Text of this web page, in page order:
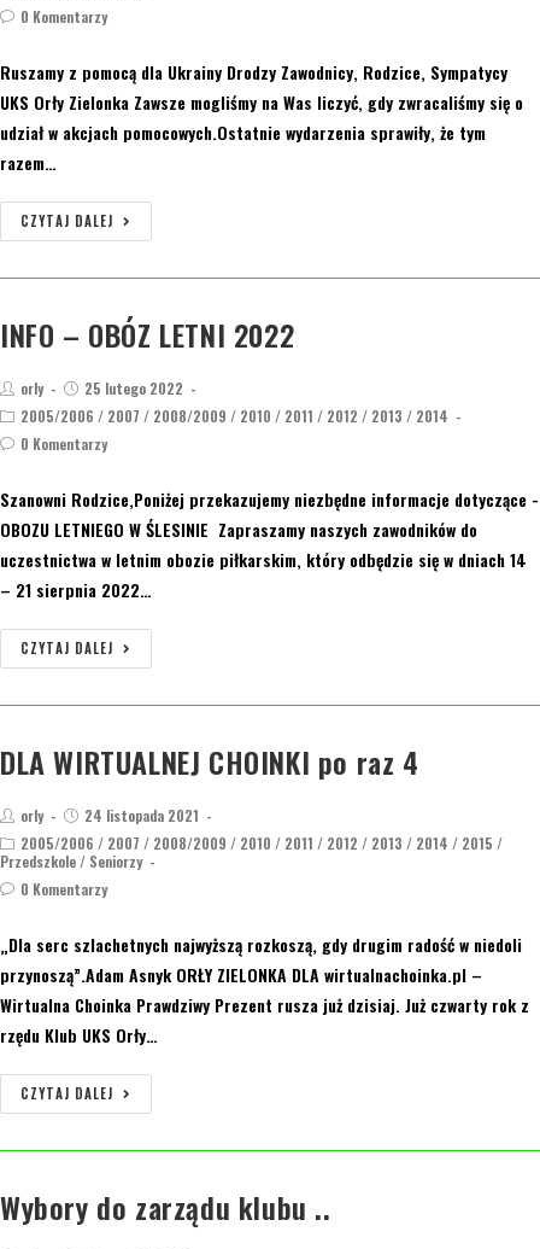
0 Komentarzy
Ruszamy z pomocą dla Ukrainy Drodzy Zawodnicy, Rodzice, Sympatycy
UKS Orły Zielonka Zawsze mogliśmy na Was liczyć, gdy zwracaliśmy się o
udział w akcjach pomocowych.Ostatnie wydarzenia sprawiły, że tym
razem…
CZYTAJ DALEJ
INFO – OBÓZ LETNI 2022
orly
25 lutego 2022
2005/2006 / 2007 / 2008/2009 / 2010 / 2011 / 2012 / 2013 / 2014
0 Komentarzy
Szanowni Rodzice,Poniżej przekazujemy niezbędne informacje dotyczące -
OBOZU LETNIEGO W ŚLESINIE Zapraszamy naszych zawodników do
uczestnictwa w letnim obozie piłkarskim, który odbędzie się w dniach 14
– 21 sierpnia 2022…
CZYTAJ DALEJ
DLA WIRTUALNEJ CHOINKI po raz 4
orly
24 listopada 2021
2005/2006 / 2007 / 2008/2009 / 2010 / 2011 / 2012 / 2013 / 2014 / 2015 /
Przedszkole / Seniorzy
0 Komentarzy
„Dla serc szlachetnych najwyższą rozkoszą, gdy drugim radość w niedoli
przynoszą”.Adam Asnyk ORŁY ZIELONKA DLA wirtualnachoinka.pl –
Wirtualna Choinka Prawdziwy Prezent rusza już dzisiaj. Już czwarty rok z
rzędu Klub UKS Orły…
CZYTAJ DALEJ
Wybory do zarządu klubu ..